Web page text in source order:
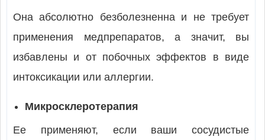
Она абсолютно безболезненна и не требует
применения медпрепаратов, а значит, вы
избавлены и от побочных эффектов в виде
интоксикации или аллергии.
Микросклеротерапия
Ее применяют, если ваши сосудистые